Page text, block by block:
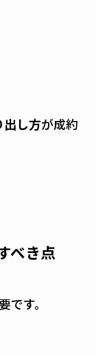
し方が成約
べき点
す。